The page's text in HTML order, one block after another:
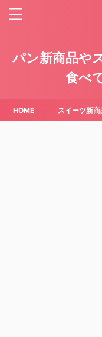
パン新商品や
食べ
HOME スイーツ新商